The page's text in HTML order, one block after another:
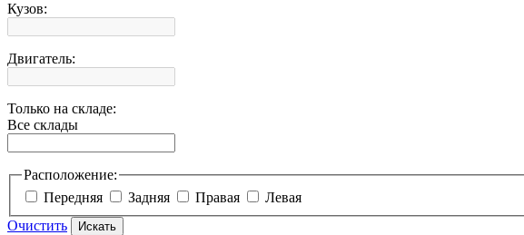
Кузов:
Двигатель:
Только на складе:
Все склады
Расположение:
Передняя
Задняя Правая
Левая
Очистить